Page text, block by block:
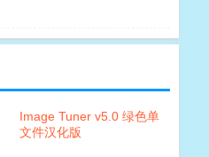
Image Tuner v5.0 绿色单
文件汉化版